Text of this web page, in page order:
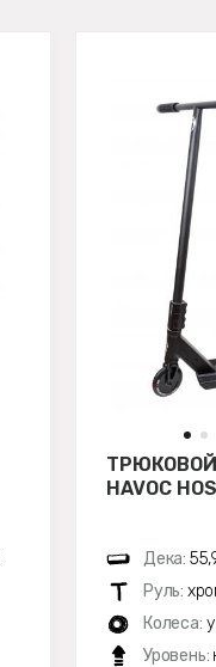
HAVOC
Дека:
Руль:
Колеса:
Уровень: